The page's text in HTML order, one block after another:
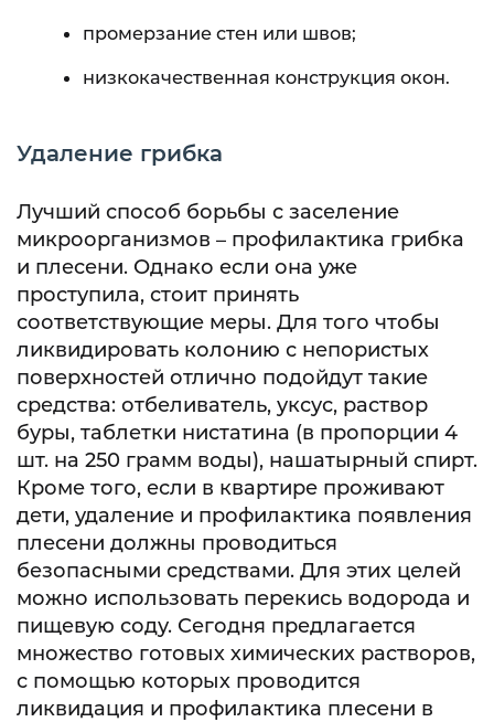
промерзание стен или швов;
низкокачественная конструкция окон.
Удаление грибка
Лучший способ борьбы с заселение
микроорганизмов – профилактика грибка
и плесени. Однако если она уже
проступила, стоит принять
соответствующие меры. Для того чтобы
ликвидировать колонию с непористых
поверхностей отлично подойдут такие
средства: отбеливатель, уксус, раствор
буры, таблетки нистатина (в пропорции 4
шт. на 250 грамм воды), нашатырный спирт.
Кроме того, если в квартире проживают
дети, удаление и профилактика появления
плесени должны проводиться
безопасными средствами. Для этих целей
можно использовать перекись водорода и
пищевую соду. Сегодня предлагается
множество готовых химических растворов,
с помощью которых проводится
ликвидация и профилактика плесени в